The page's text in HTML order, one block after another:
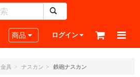
Toggle navigation
商品 ログイン
金具 ナスカン 鉄砲ナスカン